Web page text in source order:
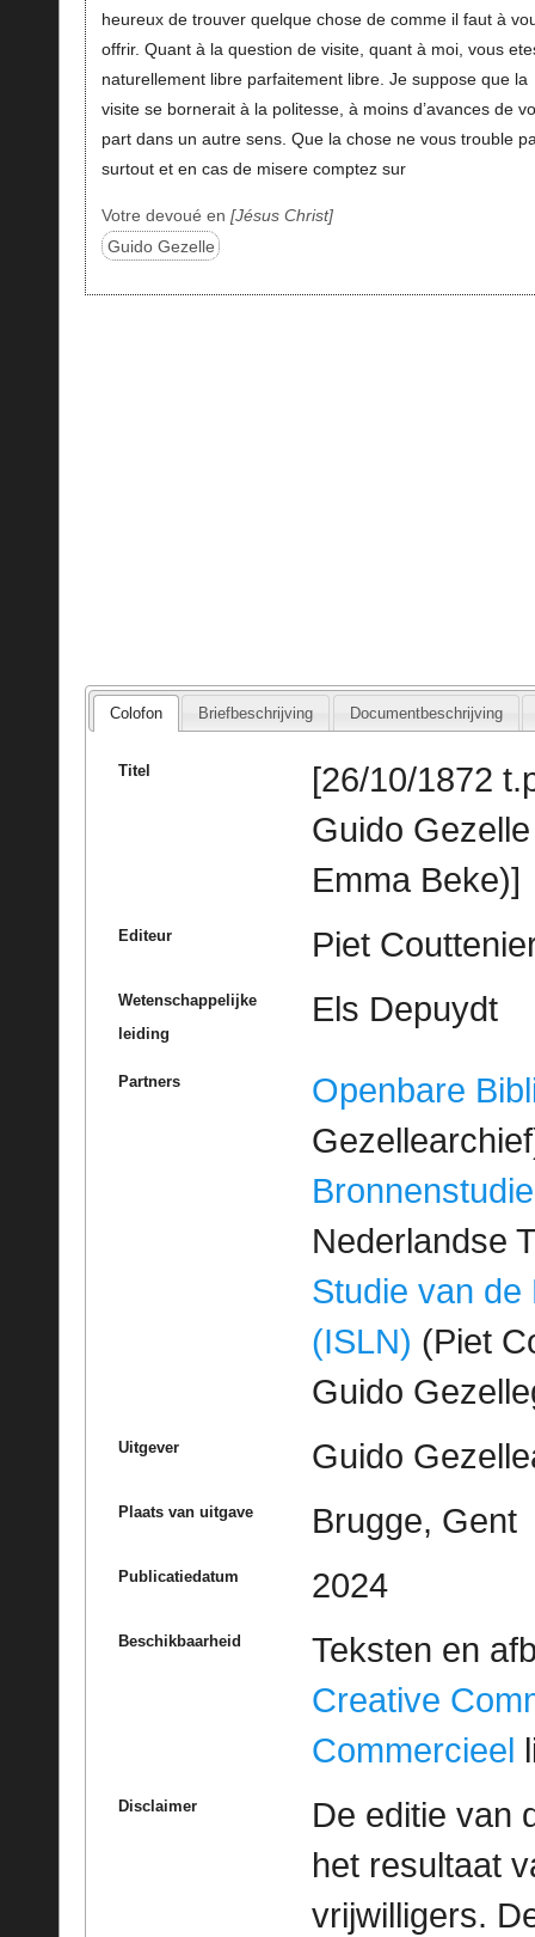
heureux de trouver quelque chose de comme il faut à
offrir. Quant à la question de visite, quant à moi, vous
naturellement libre parfaitement libre. Je suppose que la
visite se bornerait à la politesse, à moins d’avances de
part dans un autre sens. Que la chose ne vous trouble
surtout et en cas de misere comptez sur
Votre devoué en Jésus Christ
Guido Gezelle
Colofon Briefbeschrijving Documentbeschrijving
Titel
[26/10/1872
Guido
Emma Beke)]
Editeur Piet
Wetenschappelijke
leiding
Els Depuydt
Partners
Openbare
Bronnenstudie
Nederlandse
Studie van de
(ISLN) (Piet
Guido
Uitgever Guido
Plaats van uitgave Brugge, Gent
Publicatiedatum 2024
Beschikbaarheid
Teksten en
Creative
Commercieel
Disclaimer
De editie van
het resultaat
vrijwilligers.